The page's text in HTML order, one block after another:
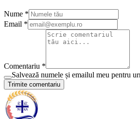
Nume *
Email *
Comentariu *
Salvează numele și emailul meu pentru
Trimite comentariu